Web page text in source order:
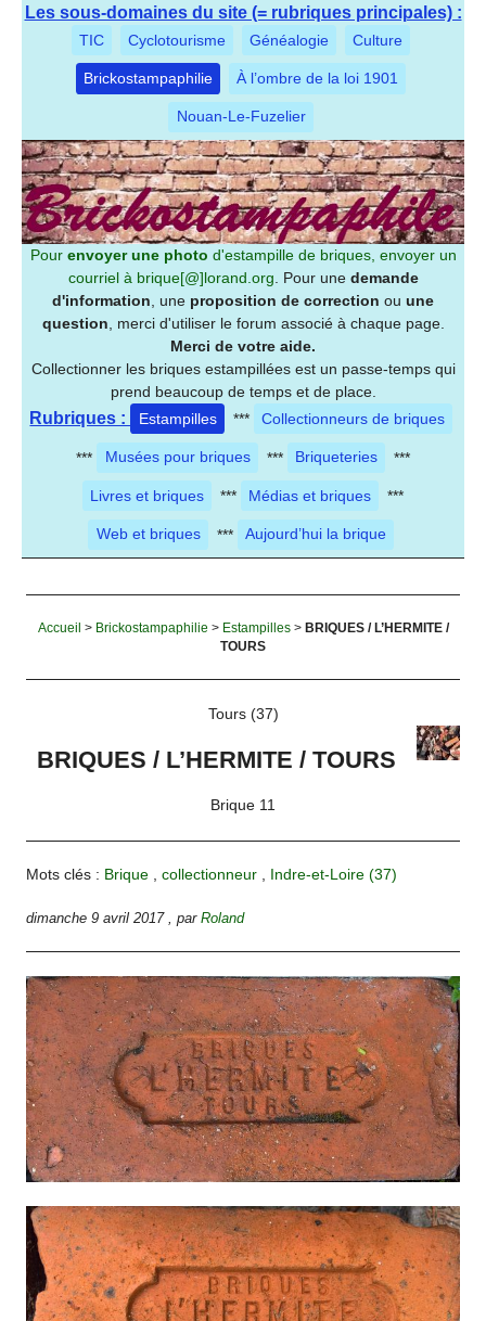
Les sous-domaines du site (= rubriques principales) :
TIC Cyclotourisme Généalogie Culture
Brickostampaphilie À l’ombre de la loi 1901
Nouan-Le-Fuzelier
Pour envoyer une photo d'estampille de briques, envoyer un
courriel à brique[@]lorand.org . Pour une demande
d'information , une proposition de correction ou une
question , merci d'utiliser le forum associé à chaque page.
Merci de votre aide.
Collectionner les briques estampillées est un passe-temps qui
prend beaucoup de temps et de place.
Rubriques : Estampilles *** Collectionneurs de briques
*** Musées pour briques *** Briqueteries ***
Livres et briques *** Médias et briques ***
Web et briques *** Aujourd’hui la brique
Accueil > Brickostampaphilie > Estampilles> BRIQUES / L’HERMITE /
TOURS
Tours (37)
BRIQUES / L’HERMITE / TOURS
Brique 11
Mots clés : Brique ,collectionneur , Indre-et-Loire (37)
dimanche 9 avril 2017 ,parRoland